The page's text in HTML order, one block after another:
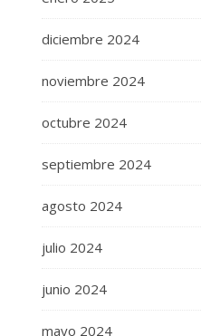
diciembre 2024
noviembre 2024
octubre 2024
septiembre 2024
agosto 2024
julio 2024
junio 2024
mayo 2024